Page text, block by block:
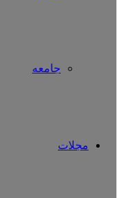
جامعه
مجلات